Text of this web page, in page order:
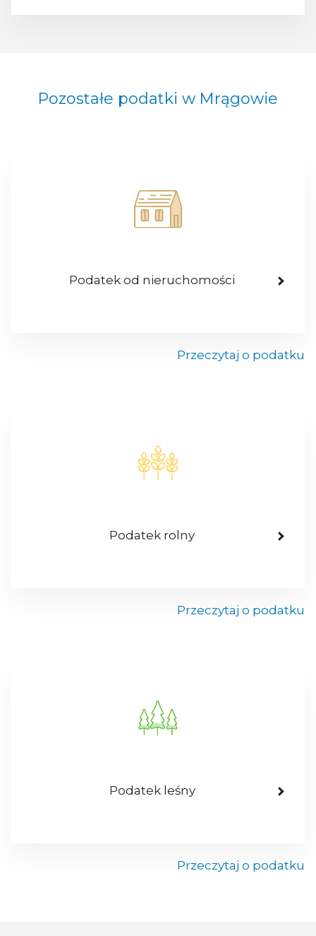
Pozostałe podatki w Mrągowie
Podatek od nieruchomości
Przeczytaj o podatku
Podatek rolny
Przeczytaj o podatku
Podatek leśny
Przeczytaj o podatku